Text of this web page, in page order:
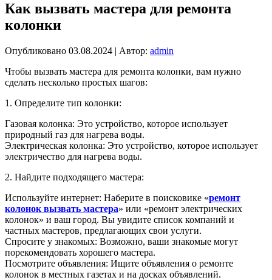
Как вызвать мастера для ремонта
колонки
Опубликовано 03.08.2024 | Автор: admin
Чтобы вызвать мастера для ремонта колонки, вам нужно
сделать несколько простых шагов:
1. Определите тип колонки:
Газовая колонка: Это устройство, которое использует
природный газ для нагрева воды.
Электрическая колонка: Это устройство, которое использует
электричество для нагрева воды.
2. Найдите подходящего мастера:
Используйте интернет: Наберите в поисковике «ремонт
колонок вызвать мастера» или «ремонт электрических
колонок» и ваш город. Вы увидите список компаний и
частных мастеров, предлагающих свои услуги.
Спросите у знакомых: Возможно, ваши знакомые могут
порекомендовать хорошего мастера.
Посмотрите объявления: Ищите объявления о ремонте
колонок в местных газетах и на досках объявлений.